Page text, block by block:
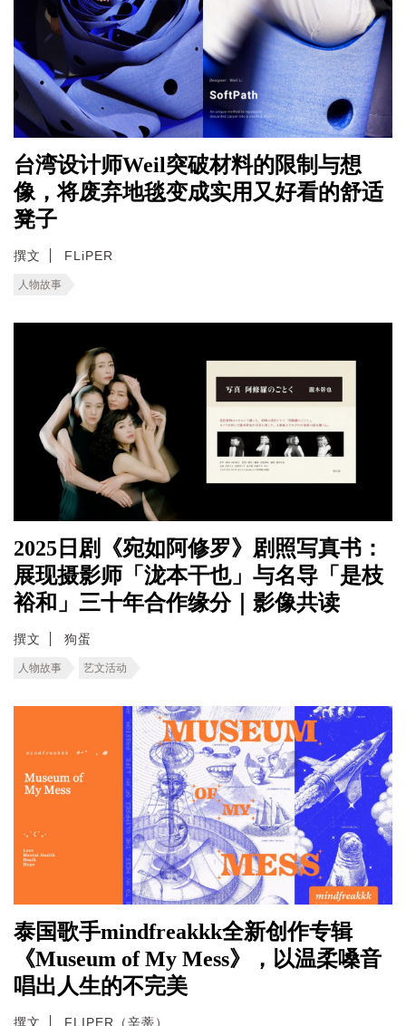
台湾设计师Weil突破材料的限制与想
像，将废弃地毯变成实用又好看的舒适
凳子
撰文 FLiPER
人物故事
2025日剧《宛如阿修罗》剧照写真书：
展现摄影师「泷本干也」与名导「是枝
裕和」三十年合作缘分｜影像共读
撰文 狗蛋
人物故事 艺文活动
泰国歌手mindfreakkk全新创作专辑
《Museum of My Mess》，以温柔嗓音
唱出人生的不完美
撰文 FLIPER（辛蒂）